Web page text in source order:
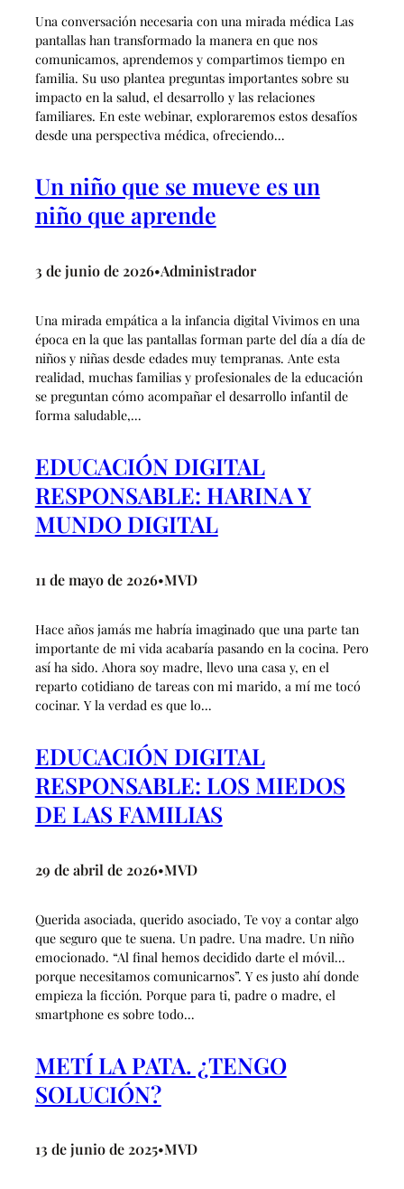
Una conversación necesaria con una mirada médica Las
pantallas han transformado la manera en que nos
comunicamos, aprendemos y compartimos tiempo en
familia. Su uso plantea preguntas importantes sobre su
impacto en la salud, el desarrollo y las relaciones
familiares. En este webinar, exploraremos estos desafíos
desde una perspectiva médica, ofreciendo…
Un niño que se mueve es un
niño que aprende
3 de junio de 2026•Administrador
Una mirada empática a la infancia digital Vivimos en una
época en la que las pantallas forman parte del día a día de
niños y niñas desde edades muy tempranas. Ante esta
realidad, muchas familias y profesionales de la educación
se preguntan cómo acompañar el desarrollo infantil de
forma saludable,…
EDUCACIÓN DIGITAL
RESPONSABLE: HARINA Y
MUNDO DIGITAL
11 de mayo de 2026•MVD
Hace años jamás me habría imaginado que una parte tan
importante de mi vida acabaría pasando en la cocina. Pero
así ha sido. Ahora soy madre, llevo una casa y, en el
reparto cotidiano de tareas con mi marido, a mí me tocó
cocinar. Y la verdad es que lo…
EDUCACIÓN DIGITAL
RESPONSABLE: LOS MIEDOS
DE LAS FAMILIAS
29 de abril de 2026•MVD
Querida asociada, querido asociado, Te voy a contar algo
que seguro que te suena. Un padre. Una madre. Un niño
emocionado. “Al final hemos decidido darte el móvil…
porque necesitamos comunicarnos”. Y es justo ahí donde
empieza la ficción. Porque para ti, padre o madre, el
smartphone es sobre todo…
METÍ LA PATA. ¿TENGO
SOLUCIÓN?
13 de junio de 2025•MVD